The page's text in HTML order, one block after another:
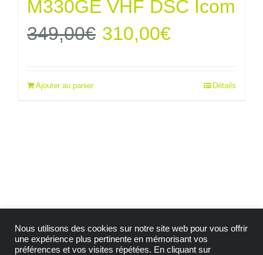
M330GE VHF DSC Icom
349,00€ Le
310,00€Le
actuel
Ajouter au panier Détails
Nous utilisons des cookies sur notre site web pour vous offrir
une expérience plus pertinente en mémorisant vos
préférences et vos visites répétées. En cliquant sur